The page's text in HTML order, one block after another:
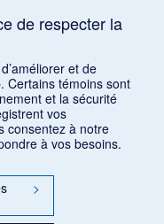
de respecter la
et de
Certains témoins sont
et la sécurité
vos
consentez à notre
à vos besoins.
>